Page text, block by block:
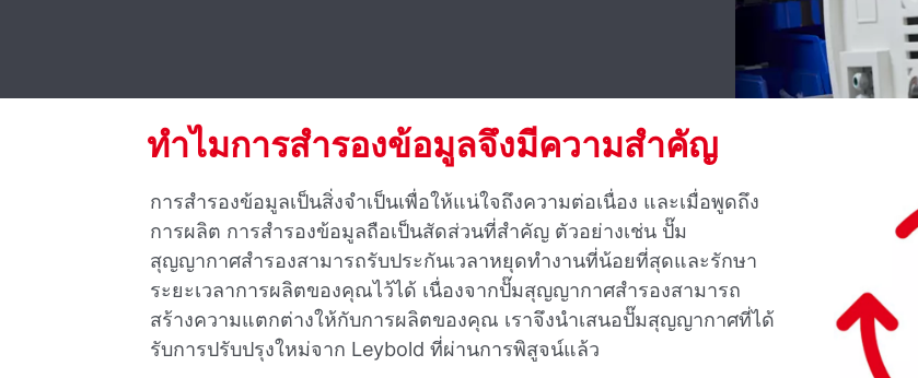
ทําไมการสํารองข้อมูลจึงมีความสําคัญ
การสํารองข้อมูลเป็นสิ่งจําเป็นเพื่อให้แน่ใจถึงความต่อเนื่อง และเมื่อพูดถึง
การผลิต การสํารองข้อมูลถือเป็นสัดส่วนที่สําคัญ ตัวอย่างเช่น ปั๊ม
สุญญากาศสํารองสามารถรับประกันเวลาหยุดทํางานที่น้อยที่สุดและรักษา
ระยะเวลาการผลิตของคุณไว้ได้ เนื่องจากปั๊มสุญญากาศสํารองสามารถ
สร้างความแตกต่างให้กับการผลิตของคุณ เราจึงนําเสนอปั๊มสุญญากาศที่ได้
รับการปรับปรุงใหม่จาก Leybold ที่ผ่านการพิสูจน์แล้ว